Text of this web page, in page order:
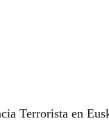
Terrorista en